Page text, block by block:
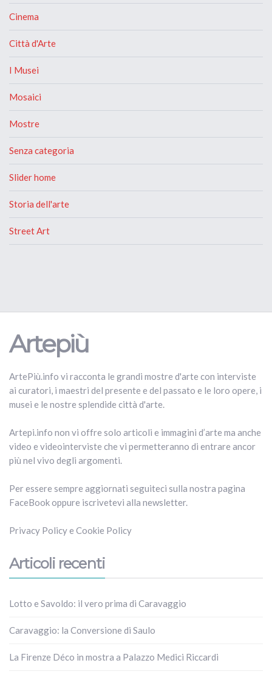
Cinema
Città d'Arte
I Musei
Mosaici
Mostre
Senza categoria
Slider home
Storia dell'arte
Street Art
Artepiù
ArtePiù.info vi racconta le grandi mostre d'arte con interviste
ai curatori, i maestri del presente e del passato e le loro opere, i
musei e le nostre splendide città d'arte.
Artepi.info non vi offre solo articoli e immagini d’arte ma anche
video e videointerviste che vi permetteranno di entrare ancor
più nel vivo degli argomenti.
Per essere sempre aggiornati seguiteci sulla nostra pagina
FaceBook oppure iscrivetevi alla newsletter.
Privacy Policye Cookie Policy
Articoli recenti
Lotto e Savoldo: il vero prima di Caravaggio
Caravaggio: la Conversione di Saulo
La Firenze Déco in mostra a Palazzo Medici Riccardi